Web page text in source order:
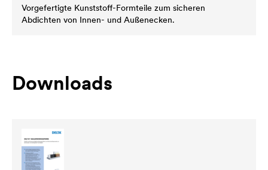
Vorgefertigte Kunststoff-Formteile zum sicheren
Abdichten von Innen- und Außenecken.
Downloads